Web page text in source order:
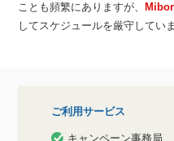
ことも頻繁にありますが、
してスケジュールを厳守していま
ご利用サービス
キャンペーン事務局